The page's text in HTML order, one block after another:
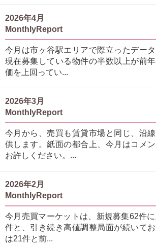
2026年4月
MonthlyReport
今月は市ヶ谷駅エリアで際立ったデータ
現在募集している物件の半数以上が前
価を上回ってい...
2026年3月
MonthlyReport
今月から、売買も賃貸市場と同じ、沿
供します。紙面の都合上、今月はコメ
お許しください。...
2026年2月
MonthlyReport
今月売買マーケットは、新規募集62件
件と、引き続き高値調整局面が続いて
は21件と前...